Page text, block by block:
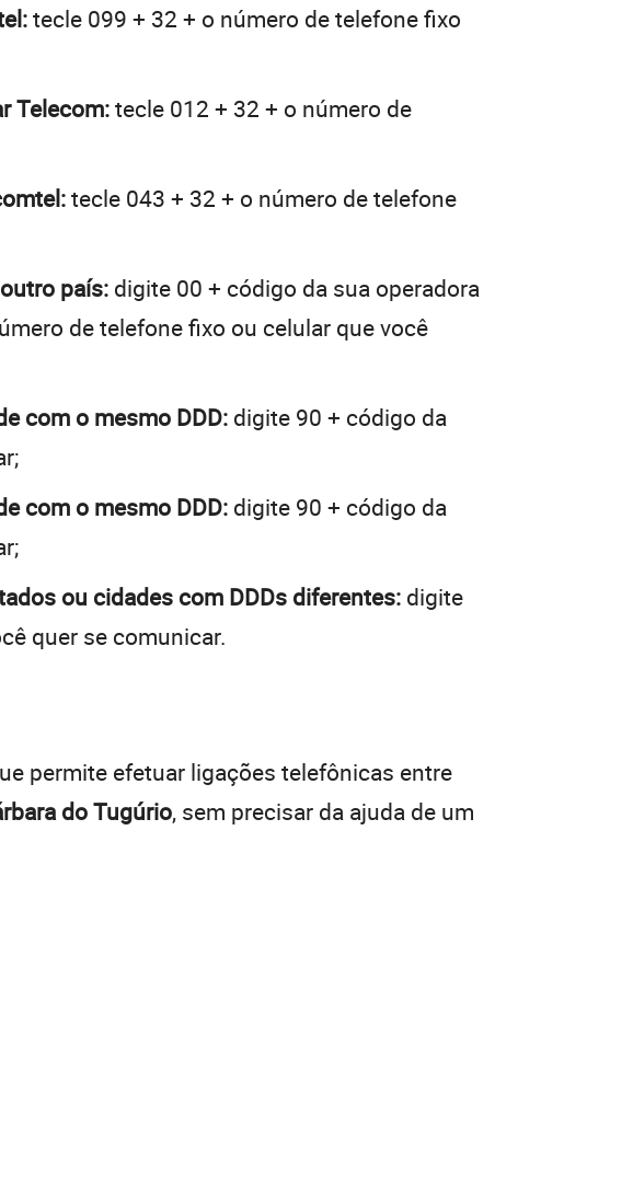
tecle 099 + 32 + o número de telefone fixo
Telecom:tecle 012 + 32 + o número de
tecle 043 + 32 + o número de telefone
país: digite 00 + código da sua operadora
de telefone fixo ou celular que você
com o mesmo DDD: digite 90 + código da
com o mesmo DDD: digite 90 + código da
ou cidades com DDDs diferentes: digite
quer se comunicar.
permite efetuar ligações telefônicas entre
do Tugúrio, sem precisar da ajuda de um